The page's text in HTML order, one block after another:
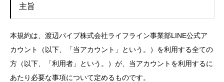
主旨
本規約は、渡辺パイプ株式会社ライフライン事業部LINE公式ア
カウント（以下、「当アカウント」という。）を利用する全ての
方（以下、「利用者」という。）が、当アカウントを利用するに
あたり必要な事項について定めるものです。